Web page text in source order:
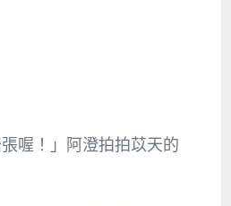
喔！」阿澄拍拍苡天的